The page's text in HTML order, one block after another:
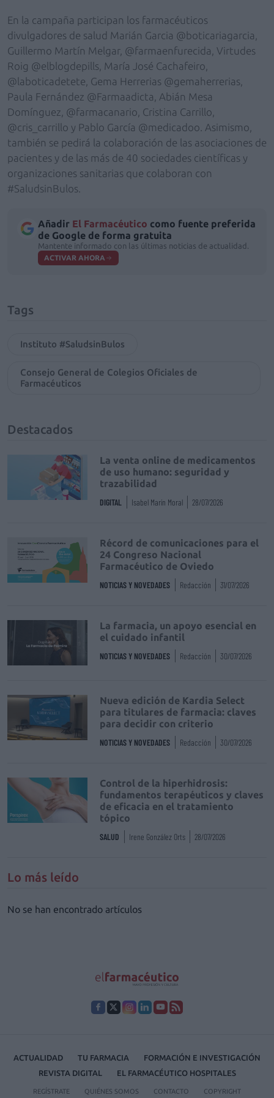
En la campaña participan los farmacéuticos
divulgadores de salud Marián Garcia @boticariagarcia,
Guillermo Martín Melgar, @farmaenfurecida, Virtudes
Roig @elblogdepills, María José Cachafeiro,
@laboticadetete, Gema Herrerias @gemaherrerias,
Paula Fernández @Farmaadicta, Abián Mesa
Domínguez, @farmacanario, Cristina Carrillo,
@cris_carrillo y Pablo García @medicadoo. Asimismo,
también se pedirá la colaboración de las asociaciones de
pacientes y de las más de 40 sociedades científicas y
organizaciones sanitarias que colaboran con
#SaludsinBulos.
Añadir El Farmacéutico como fuente preferida
de Google de forma gratuita
Mantente informado con las últimas noticias de actualidad.
ACTIVAR AHORA
Tags
Instituto #SaludsinBulos
Consejo General de Colegios Oficiales de
Farmacéuticos
Destacados
La venta online de medicamentos
de uso humano: seguridad y
trazabilidad
DIGITAL Isabel Marín Moral 28/07/2026
Récord de comunicaciones para el
24 Congreso Nacional
Farmacéutico de Oviedo
NOTICIAS Y NOVEDADES Redacción 31/07/2026
La farmacia, un apoyo esencial en
el cuidado infantil
NOTICIAS Y NOVEDADES Redacción 30/07/2026
Nueva edición de Kardia Select
para titulares de farmacia: claves
para decidir con criterio
NOTICIAS Y NOVEDADES Redacción 30/07/2026
Control de la hiperhidrosis:
fundamentos terapéuticos y claves
de eficacia en el tratamiento
tópico
SALUD Irene González Orts 28/07/2026
Lo más leído
No se han encontrado artículos
ACTUALIDAD TU FARMACIA
FORMACIÓN E INVESTIGACIÓN
REVISTA DIGITAL
EL FARMACÉUTICO HOSPITALES
REGÍSTRATE QUIÉNES SOMOS CONTACTO COPYRIGHT